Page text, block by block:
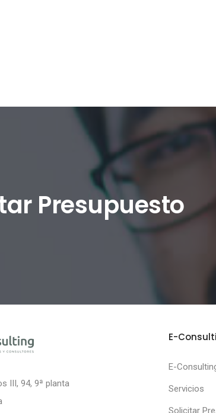
Presupuesto
III, 94, 9ª planta
E-
E-
Servicios
Solicitar